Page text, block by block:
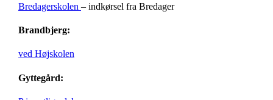
Bredagerskolen – indkørsel fra Bredager
Brandbjerg:
ved Højskolen
Gyttegård: